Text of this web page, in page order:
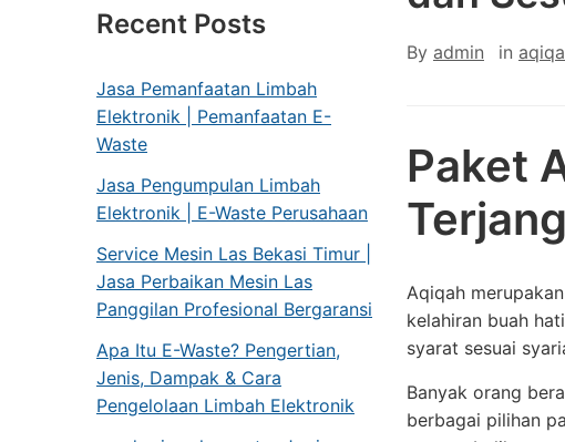
Recent Posts
Jasa Pemanfaatan Limbah
Elektronik | Pemanfaatan E-
Waste
Jasa Pengumpulan Limbah
Elektronik | E-Waste Perusahaan
Service Mesin Las Bekasi Timur |
Jasa Perbaikan Mesin Las
Panggilan Profesional Bergaransi
Apa Itu E-Waste? Pengertian,
Jenis, Dampak & Cara
Pengelolaan Limbah Elektronik
By admin in
Paket
Aqiqah
kelahiran buah
syarat sesuai
Banyak orang
berbagai pilihan